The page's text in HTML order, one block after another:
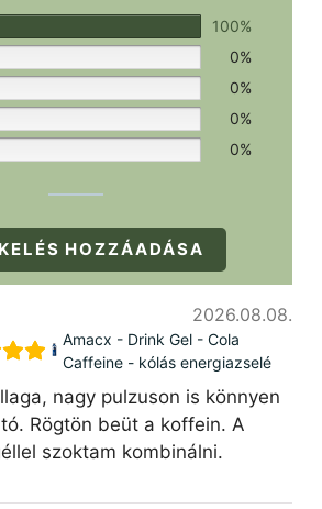
100%
0%
0%
0%
0%
HOZZÁADÁSA
2026.08.08.
Amacx - Drink Gel - Cola
Caffeine - kólás energiazselé
nagy pulzuson is könnyen
Rögtön beüt a koffein. A
szoktam kombinálni.